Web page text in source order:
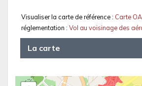
Visualiser la carte de référence : Carte
réglementation : Vol au voisinage des
La carte